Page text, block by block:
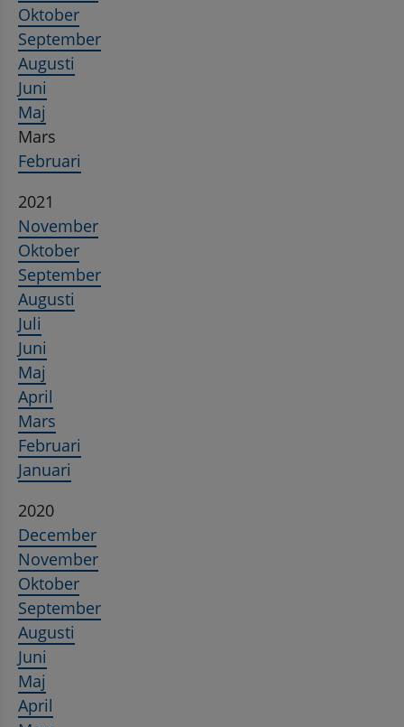
Oktober
September
Augusti
Juni
Maj
Mars
Februari
2021
November
Oktober
September
Augusti
Juli
Juni
Maj
April
Mars
Februari
Januari
2020
December
November
Oktober
September
Augusti
Juni
Maj
April